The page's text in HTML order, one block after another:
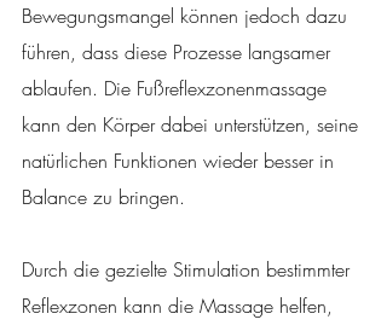
Bewegungsmangel können jedoch dazu
führen, dass diese Prozesse langsamer
ablaufen. Die Fußreflexzonenmassage
kann den Körper dabei unterstützen, seine
natürlichen Funktionen wieder besser in
Balance zu bringen.
Durch die gezielte Stimulation bestimmter
Reflexzonen kann die Massage helfen,